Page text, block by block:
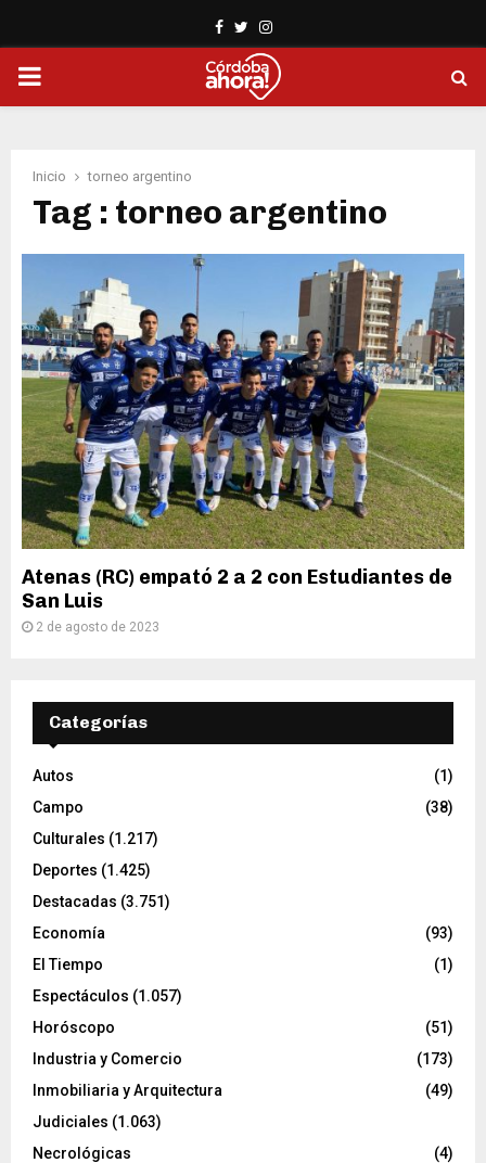
Facebook
TwitterInstagram
PRIMARY
Inicio torneo argentino
Tag : torneo argentino
Atenas (RC) empató 2 a 2 con Estudiantes de
San Luis
2 de agosto de 2023
Categorías
Autos
(1)
Campo
(38)
Culturales (1.217)
Deportes (1.425)
Destacadas (3.751)
Economía
(93)
El Tiempo
(1)
Espectáculos (1.057)
Horóscopo
(51)
Industria y Comercio
(173)
Inmobiliaria y Arquitectura
(49)
Judiciales (1.063)
Necrológicas
(4)